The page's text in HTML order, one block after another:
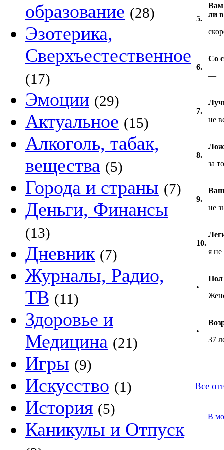
образование (28)
Эзотерика,
Сверхъестественное
(17)
Эмоции (29)
Актуальное (15)
Алкоголь, табак,
вещества (5)
Города и страны (7)
Деньги, Финансы
(13)
Дневник (7)
Журналы, Радио,
ТВ (11)
Здоровье и
Медицина (21)
Игры (9)
Искусство (1)
История (5)
Каникулы и Отпуск
5.
Вам
ли
6.
Со
—
7.
не
8.
за
9.
Ваш
не
10.
я
•
Пол
•
37
Все
В